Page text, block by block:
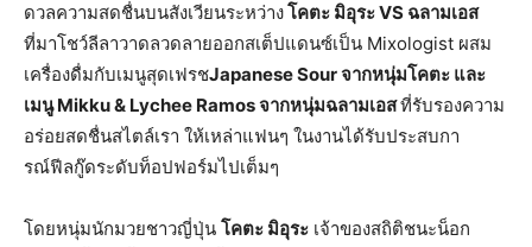
ดวลความสดชื่นบนสังเวียนระหว่างโคตะ มิอุระVS ฉลามเอส
ที่มาโชว์ลีลาวาดลวดลายออกสเต็ปแดนซ์เป็น Mixologist ผสม
เครื่องดื่มกับเมนูสุดเฟรชJapanese Sour จากหนุ่มโคตะ และ
เมนู Mikku & Lychee Ramos จากหนุ่มฉลามเอสที่รับรองความ
อร่อยสดชื่นสไตล์เรา ให้เหล่าแฟนๆ ในงานได้รับประสบกา
รณ์ฟีลกู๊ดระดับท็อปฟอร์มไปเต็มๆ
โดยหนุ่มนักมวยชาวญี่ปุ่น โคตะ มิอุระ เจ้าของสถิติชนะน็อก